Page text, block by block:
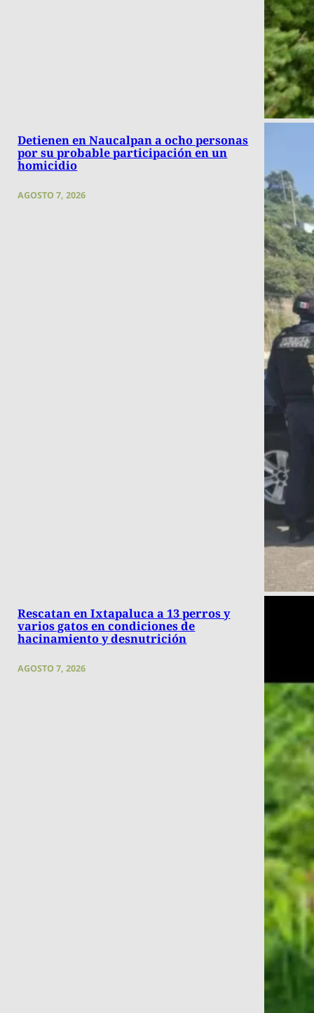
Detienen en Naucalpan a ocho personas
por su probable participación en un
homicidio
AGOSTO 7, 2026
Rescatan en Ixtapaluca a 13 perros y
varios gatos en condiciones de
hacinamiento y desnutrición
AGOSTO 7, 2026